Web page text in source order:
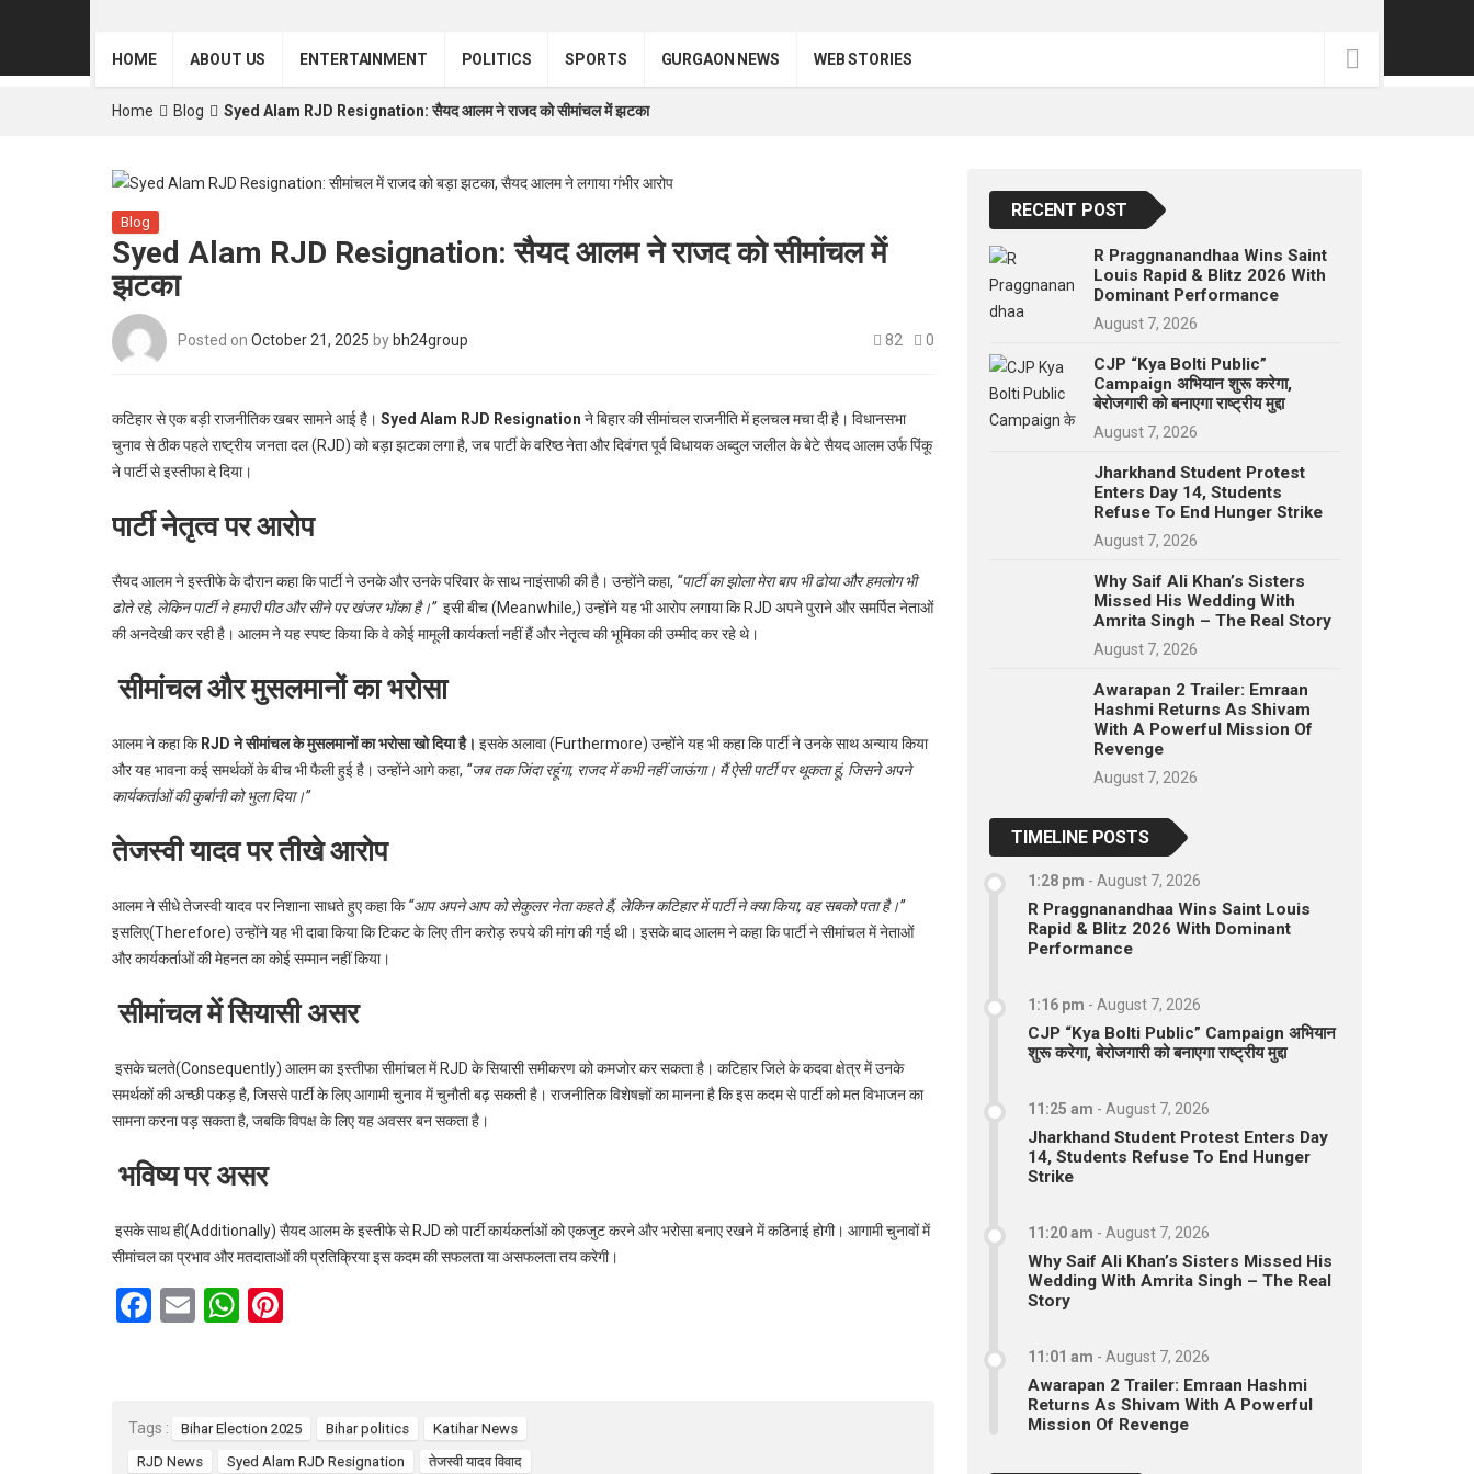
HOME ABOUT US ENTERTAINMENT POLITICS SPORTS GURGAON NEWS WEB STORIES
Home Blog Syed Alam RJD Resignation: सैयद आलम ने राजद को सीमांचल में झटका
Blog
Syed Alam RJD Resignation: सैयद आलम ने राजद को सीमांचल में
झटका
Posted on October 21, 2025 by bh24group 82 0
कटिहार से एक बड़ी राजनीतिक खबर सामने आई है। Syed Alam RJD Resignation ने बिहार की सीमांचल राजनीति में हलचल मचा दी है। विधानसभा
चुनाव से ठीक पहले राष्ट्रीय जनता दल (RJD) को बड़ा झटका लगा है, जब पार्टी के वरिष्ठ नेता और दिवंगत पूर्व विधायक अब्दुल जलील के बेटे सैयद आलम उर्फ पिंकू
ने पार्टी से इस्तीफा दे दिया।
पार्टी नेतृत्व पर आरोप
सैयद आलम ने इस्तीफे के दौरान कहा कि पार्टी ने उनके और उनके परिवार के साथ नाइंसाफी की है। उन्होंने कहा, “पार्टी का झोला मेरा बाप भी ढोया और हमलोग भी
ढोते रहे, लेकिन पार्टी ने हमारी पीठ और सीने पर खंजर भोंका है।” इसी बीच (Meanwhile,) उन्होंने यह भी आरोप लगाया कि RJD अपने पुराने और समर्पित नेताओं
की अनदेखी कर रही है। आलम ने यह स्पष्ट किया कि वे कोई मामूली कार्यकर्ता नहीं हैं और नेतृत्व की भूमिका की उम्मीद कर रहे थे।
सीमांचल और मुसलमानों का भरोसा
आलम ने कहा कि RJD ने सीमांचल के मुसलमानों का भरोसा खो दिया है। इसके अलावा (Furthermore) उन्होंने यह भी कहा कि पार्टी ने उनके साथ अन्याय किया
और यह भावना कई समर्थकों के बीच भी फैली हुई है। उन्होंने आगे कहा, “जब तक जिंदा रहूंगा, राजद में कभी नहीं जाऊंगा। मैं ऐसी पार्टी पर थूकता हूं, जिसने अपने
कार्यकर्ताओं की कुर्बानी को भुला दिया।”
तेजस्वी यादव पर तीखे आरोप
आलम ने सीधे तेजस्वी यादव पर निशाना साधते हुए कहा कि“आप अपने आप को सेकुलर नेता कहते हैं, लेकिन कटिहार में पार्टी ने क्या किया, वह सबको पता है।”
इसलिए(Therefore) उन्होंने यह भी दावा किया कि टिकट के लिए तीन करोड़ रुपये की मांग की गई थी। इसके बाद आलम ने कहा कि पार्टी ने सीमांचल में नेताओं
और कार्यकर्ताओं की मेहनत का कोई सम्मान नहीं किया।
सीमांचल में सियासी असर
इसके चलते(Consequently) आलम का इस्तीफा सीमांचल में RJD के सियासी समीकरण को कमजोर कर सकता है। कटिहार जिले के कदवा क्षेत्र में उनके
समर्थकों की अच्छी पकड़ है, जिससे पार्टी के लिए आगामी चुनाव में चुनौती बढ़ सकती है। राजनीतिक विशेषज्ञों का मानना है कि इस कदम से पार्टी को मत विभाजन का
सामना करना पड़ सकता है, जबकि विपक्ष के लिए यह अवसर बन सकता है।
भविष्य पर असर
इसके साथ ही(Additionally) सैयद आलम के इस्तीफे से RJD को पार्टी कार्यकर्ताओं को एकजुट करने और भरोसा बनाए रखने में कठिनाई होगी। आगामी चुनावों में
सीमांचल का प्रभाव और मतदाताओं की प्रतिक्रिया इस कदम की सफलता या असफलता तय करेगी।
F
o
E
W
A t
Tags : Bihar Election 2025 Bihar politics
Katihar News
RJD News
Syed Alam RJD Resignation
तेजस्वी यादव विवाद
RECENT POST
R Praggnanandhaa Wins Saint
Louis Rapid & Blitz 2026 With
Dominant Performance
August 7, 2026
CJP “Kya Bolti Public”
Campaign अभियान शुरू करेगा,
बेरोजगारी को बनाएगा राष्ट्रीय मुद्दा
August 7, 2026
Jharkhand Student Protest
Enters Day 14, Students
Refuse To End Hunger Strike
August 7, 2026
Why Saif Ali Khan’s Sisters
Missed His Wedding With
Amrita Singh – The Real Story
August 7, 2026
Awarapan 2 Trailer: Emraan
Hashmi Returns As Shivam
With A Powerful Mission Of
Revenge
August 7, 2026
TIMELINE POSTS
1:28 pm - August 7, 2026
R Praggnanandhaa Wins Saint Louis
Rapid & Blitz 2026 With Dominant
Performance
1:16 pm - August 7, 2026
CJP “Kya Bolti Public” Campaign अभियान
शुरू करेगा, बेरोजगारी को बनाएगा राष्ट्रीय मुद्दा
11:25 am - August 7, 2026
Jharkhand Student Protest Enters Day
14, Students Refuse To End Hunger
Strike
11:20 am - August 7, 2026
Why Saif Ali Khan’s Sisters Missed His
Wedding With Amrita Singh – The Real
Story
11:01 am - August 7, 2026
Awarapan 2 Trailer: Emraan Hashmi
Returns As Shivam With A Powerful
Mission Of Revenge